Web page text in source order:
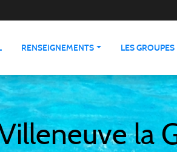
RENSEIGNEMENTS LES GROUPES
la